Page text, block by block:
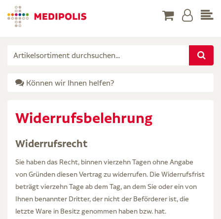
Können wir Ihnen helfen?
Widerrufsbelehrung
Widerrufsrecht
Sie haben das Recht, binnen vierzehn Tagen ohne Angabe
von Gründen diesen Vertrag zu widerrufen. Die Widerrufsfrist
beträgt vierzehn Tage ab dem Tag, an dem Sie oder ein von
Ihnen benannter Dritter, der nicht der Beförderer ist, die
letzte Ware in Besitz genommen haben bzw. hat.